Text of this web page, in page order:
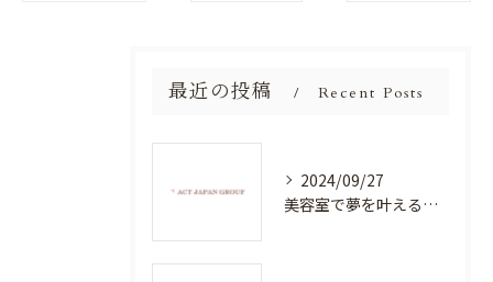
最近の投稿 Recent Posts
2024/09/27
美容室で夢を叶える！自分を磨く新たなチャンス